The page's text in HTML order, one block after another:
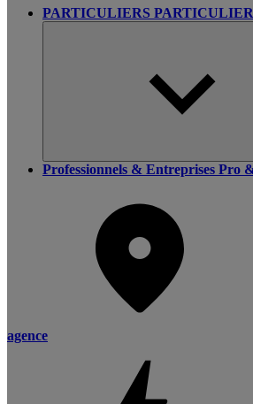
PARTICULIERS
Professionnels & Entreprises Pro
agence